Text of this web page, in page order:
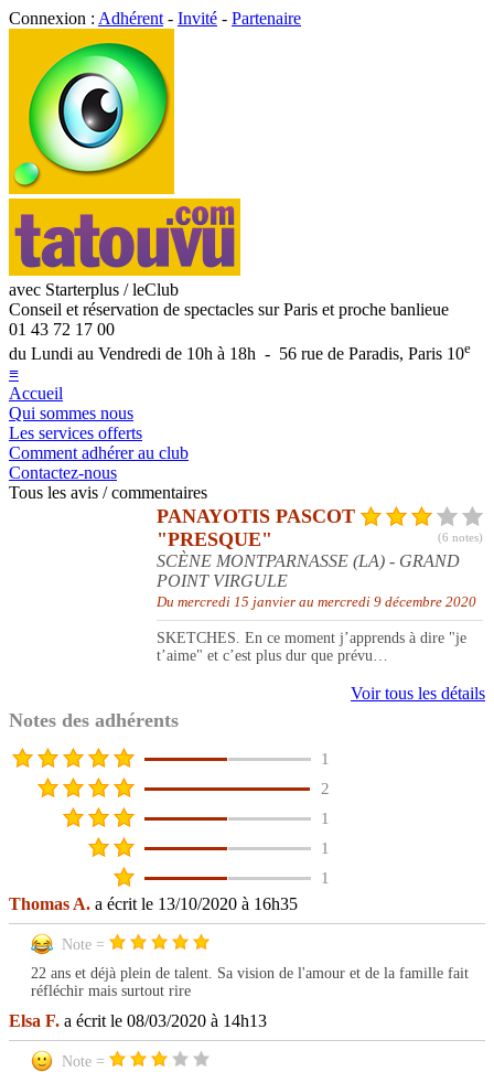
Connexion : Adhérent - Invité - Partenaire
avec Starterplus / leClub
Conseil et réservation de spectacles sur Paris et proche banlieue
01 43 72 17 00
du Lundi au Vendredi de 10h à 18h - 56 rue de Paradis, Paris 10e
≡
Accueil
Qui sommes nous
Les services offerts
Comment adhérer au club
Contactez-nous
Tous les avis / commentaires
(6 notes)
PANAYOTIS PASCOT
"PRESQUE"
SCÈNE MONTPARNASSE (LA) - GRAND
POINT VIRGULE
Du mercredi 15 janvier au mercredi 9 décembre 2020
SKETCHES. En ce moment j’apprends à dire "je
t’aime" et c’est plus dur que prévu…
Voir tous les détails
Notes des adhérents
1
2
1
1
1
Thomas A. a écrit le 13/10/2020 à 16h35
Note =
22 ans et déjà plein de talent. Sa vision de l'amour et de la famille fait
réfléchir mais surtout rire
Elsa F. a écrit le 08/03/2020 à 14h13
Note =